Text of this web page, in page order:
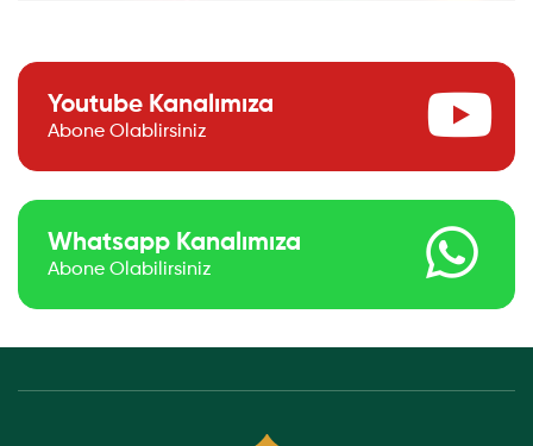
Youtube Kanalımıza
Abone Olablirsiniz
Whatsapp Kanalımıza
Abone Olabilirsiniz